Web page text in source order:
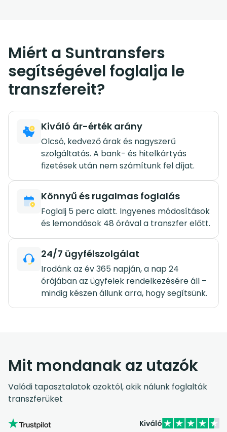
Miért a Suntransfers
segítségével foglalja le
transzfereit?
Kiváló ár-érték arány
Olcsó, kedvező árak és nagyszerű
szolgáltatás. A bank- és hitelkártyás
fizetések után nem számítunk fel díjat.
Könnyű és rugalmas foglalás
Foglalj 5 perc alatt. Ingyenes módosítások
és lemondások 48 órával a transzfer előtt.
24/7 ügyfélszolgálat
Irodánk az év 365 napján, a nap 24
órájában az ügyfelek rendelkezésére áll –
mindig készen állunk arra, hogy segítsünk.
Mit mondanak az utazók
Valódi tapasztalatok azoktól, akik nálunk foglalták
transzferüket
Kiváló